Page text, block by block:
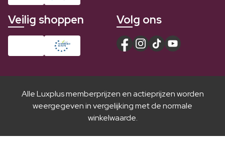
Veilig shoppen Volg ons
Alle Luxplus memberprijzen en actieprijzen worden
weergegeven in vergelijking met de normale
winkelwaarde.